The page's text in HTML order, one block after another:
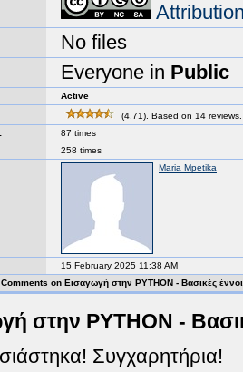
No files
Everyone in Public
Active
(4.71). Based on 14 reviews.
87 times
258 times
Maria Mpetika
15 February 2025 11:38 AM
on Εισαγωγή στην PYTHON - Βασικές
στην PYTHON -
Συγχαρητήρια!